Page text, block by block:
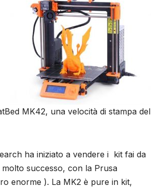
MK42, una velocità di stampa del
ha iniziato a vendere i kit fai da
successo, con la Prusa
enorme ). La MK2 è pure in kit,